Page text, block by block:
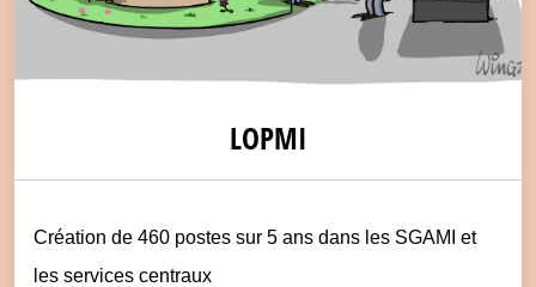
LOPMI
Création de 460 postes sur 5 ans dans les SGAMI et
les services centraux